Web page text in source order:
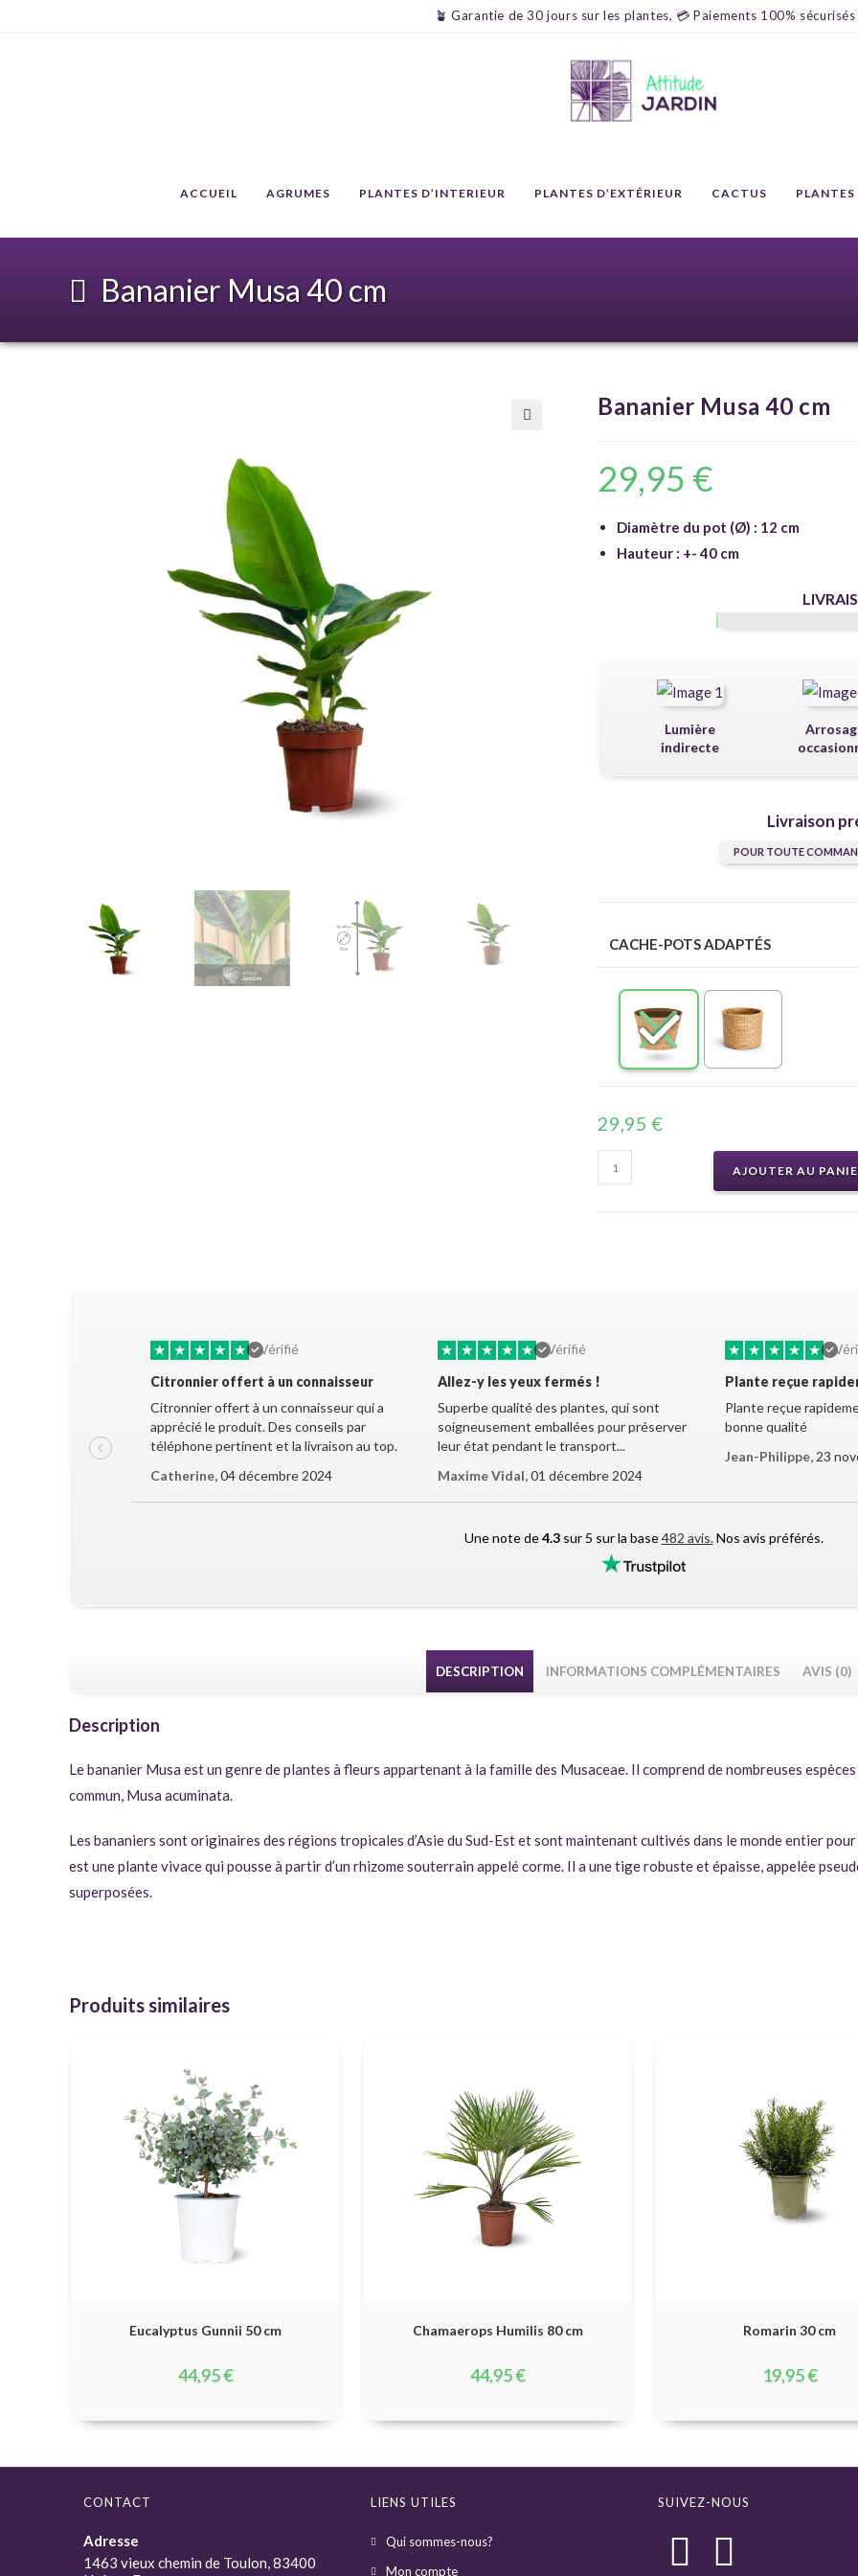
🪴 Garantie de 30 jours sur les plantes, 💳 Paiements 100% sécurisés
ACCUEIL AGRUMES PLANTES D’INTERIEUR PLANTES D’EXTÉRIEUR CACTUS PLANTES
Bananier Musa 40 cm
Bananier Musa 40 cm
29,95 €
Diamètre du pot (Ø) : 12 cm
Hauteur : +- 40 cm
Lumière
indirecte
Livraison
POUR TOUTE
CACHE-POTS ADAPTÉS
29,95 €
AJOUTER AU
★ ★ ★ ★ ★
Vérifié
Citronnier offert à un connaisseur
Citronnier offert à un connaisseur qui a
apprécié le produit. Des conseils par
téléphone pertinent et la livraison au top.
Catherine,04 décembre 2024
★ ★ ★ ★ ★
Vérifié
Allez-y les yeux fermés !
Superbe qualité des plantes, qui sont
soigneusement emballées pour préserver
leur état pendant le transport...
Maxime Vidal,01 décembre 2024
★ ★ ★ ★ ★
Plante reçue
Plante reçue
bonne qualité
Jean-Philippe, 23
Une note de4.3sur 5 sur la base482 avis.Nos avis préférés.
DESCRIPTION INFORMATIONS COMPLÉMENTAIRES AVIS (0)
Description
Le bananier Musa est un genre de plantes à fleurs appartenant à la famille des Musaceae. Il comprend de nombreuses
commun, Musa acuminata.
Les bananiers sont originaires des régions tropicales d’Asie du Sud-Est et sont maintenant cultivés dans le monde entier
est une plante vivace qui pousse à partir d’un rhizome souterrain appelé corme. Il a une tige robuste et épaisse, appelée
superposées.
Produits similaires
Eucalyptus Gunnii 50 cm
44,95€
Chamaerops Humilis 80 cm
44,95€
Romarin 30 cm
19,95€
CONTACT
Adresse
1463 vieux chemin de Toulon, 83400
LIENS UTILES
Qui sommes-nous?
Mon compte
SUIVEZ-NOUS